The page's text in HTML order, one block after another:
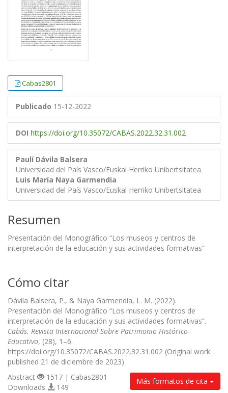
Cabas2801
Publicado 15-12-2022
DOI https://doi.org/10.35072/CABAS.2022.32.31.002
Paulí Dávila Balsera
Universidad del País Vasco/Euskal Herriko Unibertsitatea
Luis María Naya Garmendia
Universidad del País Vasco/Euskal Herriko Unibertsitatea
Resumen
Presentación del Monográfico “Los museos y centros de
interpretación de la educación y sus actividades formativas”
Cómo citar
Dávila Balsera, P., & Naya Garmendia, L. M. (2022).
Presentación del Monográfico “Los museos y centros de
interpretación de la educación y sus actividades formativas”.
Cabás. Revista Internacional Sobre Patrimonio Histórico-
Educativo, (28), 1–6.
https://doi.org/10.35072/CABAS.2022.32.31.002 (Original work
published 21 de diciembre de 2023)
Más formatos de cita
Abstract
1517 | Cabas2801
Downloads
149